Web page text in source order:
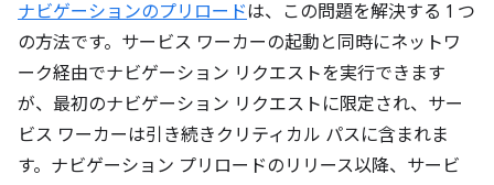
ナビゲーションのプリロードは、この問題を解決する 1 つ
の方法です。サービス ワーカーの起動と同時にネットワ
ーク経由でナビゲーション リクエストを実行できます
が、最初のナビゲーション リクエストに限定され、サー
ビス ワーカーは引き続きクリティカル パスに含まれま
す。ナビゲーション プリロードのリリース以降、サービ